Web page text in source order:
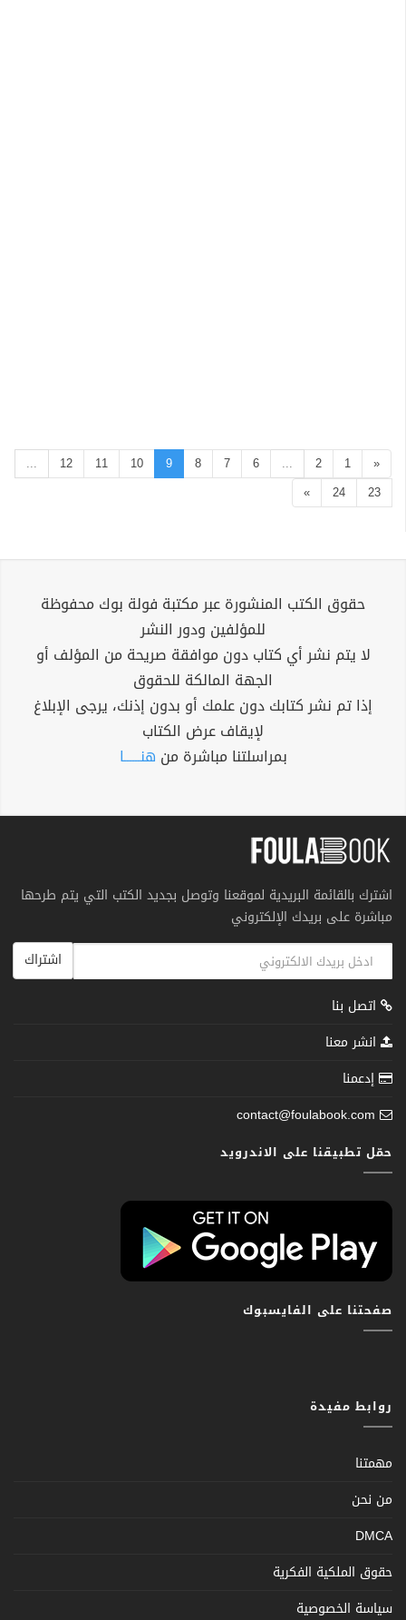
«
1
2
...
6
7
8
9
10
11
12
...
23
24
»
حقوق الكتب المنشورة عبر مكتبة فولة بوك محفوظة
للمؤلفين ودور النشر
لا يتم نشر أي كتاب دون موافقة صريحة من المؤلف أو
الجهة المالكة للحقوق
إذا تم نشر كتابك دون علمك أو بدون إذنك، يرجى الإبلاغ
لإيقاف عرض الكتاب
بمراسلتنا مباشرة من هنــــــا
اشترك بالقائمة البريدية لموقعنا وتوصل بجديد الكتب التي يتم طرحها
مباشرة على بريدك الإلكتروني
اشتراك
اتصل بنا
انشر معنا
إدعمنا
contact@foulabook.com
حمّل تطبيقنا على الاندرويد
صفحتنا على الفايسبوك
روابط مفيدة
مهمتنا
من نحن
DMCA
حقوق الملكية الفكرية
سياسة الخصوصية